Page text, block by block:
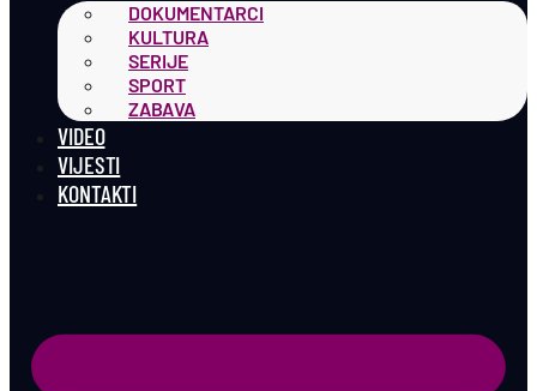
DOKUMENTARCI
KULTURA
SERIJE
SPORT
ZABAVA
VIDEO
VIJESTI
KONTAKTI